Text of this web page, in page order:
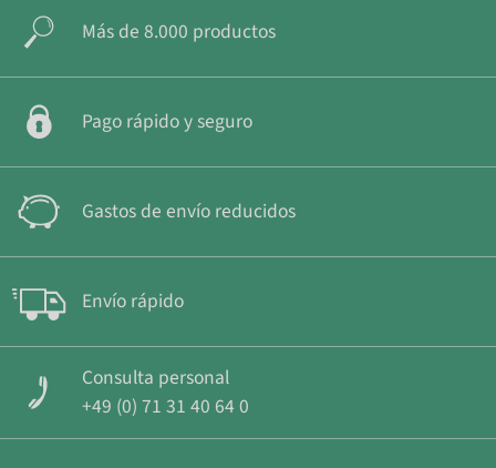
Más de 8.000 productos
Pago rápido y seguro
Gastos de envío reducidos
Envío rápido
Consulta personal
+49 (0) 71 31 40 64 0